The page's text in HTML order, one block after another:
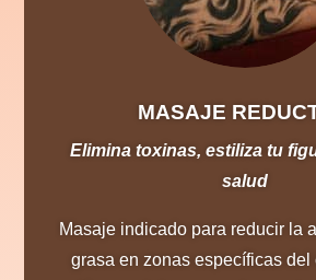
MASAJE
Elimina toxinas, estiliza tu
salud
Masaje indicado para reducir la
grasa en zonas específicas del